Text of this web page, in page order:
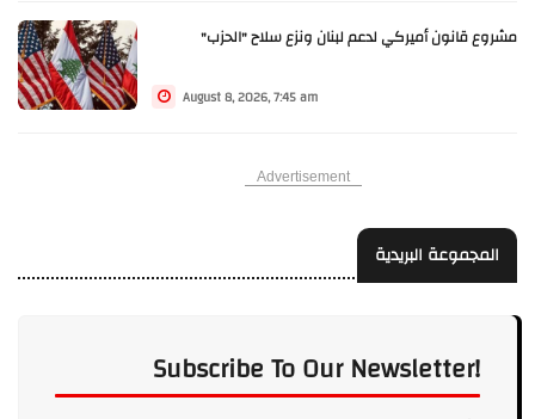
مشروع قانون أميركي لدعم لبنان ونزع سلاح "الحزب"
August 8, 2026, 7:45 am
Advertisement
المجموعة البريدية
Subscribe To Our Newsletter!